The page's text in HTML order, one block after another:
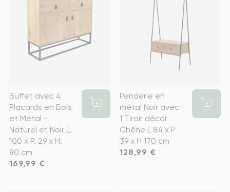
Buffet avec 4
Placards en Bois
et Métal -
Naturel et Noir L.
100 x P. 29 x H.
80 cm
Prix
169,99 €
Penderie en
métal Noir avec
1 Tiroir décor
Chêne L 84 x P
39 x H 170 cm
Prix
128,99 €